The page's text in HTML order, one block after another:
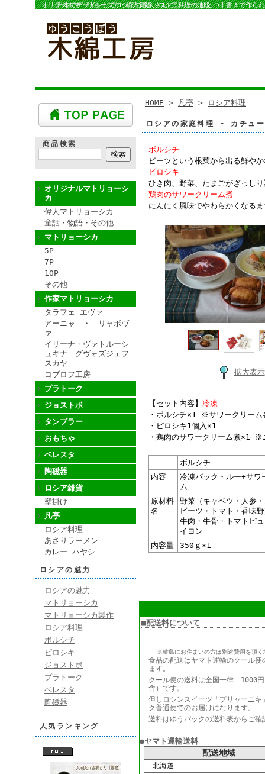
オリジナルマトリョーシカ・輸入雑貨・ロシア料理の通販
日本でデザインしてロシアの職人さんにより一つひとつ手書きで作ら
商品検索
オリジナルマトリョーシ
カ
偉人マトリョーシカ
童話・物語・その他
マトリョーシカ
5P
7P
10P
その他
作家マトリョーシカ
タラフェ エヴァ
アーニャ ・ リャボヴ
ァ
イリーナ・ヴァトルーシ
ュキナ グヴォズジェフ
スカヤ
コブロフ工房
プラトーク
ジョストボ
タンブラー
おもちゃ
ベレスタ
陶磁器
ロシア雑貨
壁掛け
凡亭
ロシア料理
あさりラーメン
カレー ハヤシ
ロシアの魅力
ロシアの魅力
マトリョーシカ
マトリョーシカ製作
ロシア料理
ボルシチ
ピロシキ
ジョストボ
プラトーク
ベレスタ
陶磁器
人気ランキング
HOME > 凡亭 > ロシア料理
ロシアの家庭料理 - カチュー
ボルシチ
ビーツという根菜から出る鮮や
ピロシキ
ひき肉、野菜、たまごがぎっし
鶏肉のサワークリーム煮
にんにく風味でやわらかくなる
拡大表示
【セット内容】 冷凍
・ボルシチ×1 ※サワークリーム
・ピロシキ1個入×1
・鶏肉のサワークリーム煮×1 ※
ボルシチ
内容
冷凍パック・ルー+サワ
ム
原材料
名
野菜（キャベツ・人参
ビーツ・トマト・香味
牛肉・牛骨・トマトピ
イヨン
内容量
350ｇ×1
■配送料について
※離島にお住まいの方は別途費用を頂く
食品の配送はヤマト運輸のクール便
ます。
クール便の送料は全国一律 1000
含）です。
但しロシンスイーツ「プリャーニ
ク普通便でのお届けになります。
送料はゆうパックの送料表からご確
●ヤマト運輸送料
配送地域
北海道